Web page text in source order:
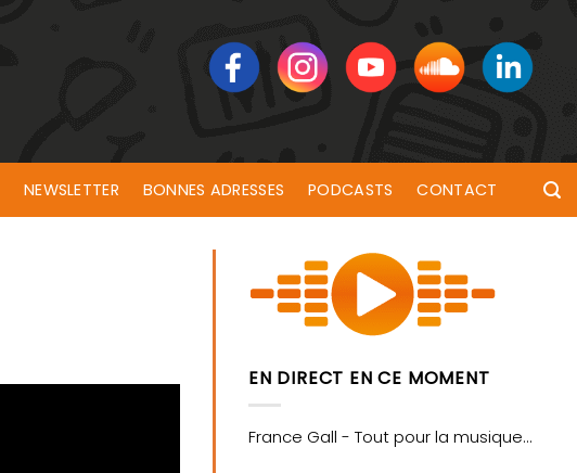
NEWSLETTER BONNES ADRESSES PODCASTS CONTACT
EN DIRECT EN CE MOMENT